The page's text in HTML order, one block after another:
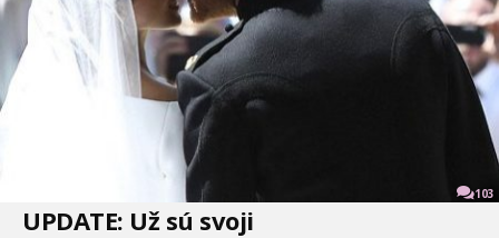
103
UPDATE: Už sú svoji